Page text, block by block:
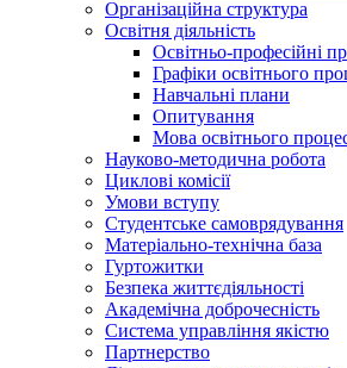
Організаційна структура
Освітня діяльність
Освітньо-професійні
Графіки освітнього
Навчальні плани
Опитування
Мова освітнього
Науково-методична робота
Циклові комісії
Умови вступу
Студентське самоврядування
Матеріально-технічна база
Гуртожитки
Безпека життєдіяльності
Академічна доброчесність
Система управління якістю
Партнерство